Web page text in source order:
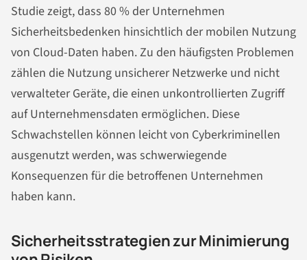
Studie zeigt, dass 80 % der Unternehmen
Sicherheitsbedenken hinsichtlich der mobilen Nutzung
von Cloud-Daten haben. Zu den häufigsten Problemen
zählen die Nutzung unsicherer Netzwerke und nicht
verwalteter Geräte, die einen unkontrollierten Zugriff
auf Unternehmensdaten ermöglichen. Diese
Schwachstellen können leicht von Cyberkriminellen
ausgenutzt werden, was schwerwiegende
Konsequenzen für die betroffenen Unternehmen
haben kann.
Sicherheitsstrategien zur Minimierung